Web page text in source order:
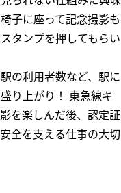
子に座って記念撮影も
タンプを押してもらい
の利用者数など、駅に
り上がり！ 東急線キ
を楽しんだ後、認定証
全を支える仕事の大切